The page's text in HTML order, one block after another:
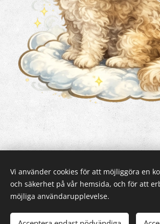
Cookies
Vi använder cookies för att möjliggöra en
och säkerhet på vår hemsida, och för att
möjliga användarupplevelse.